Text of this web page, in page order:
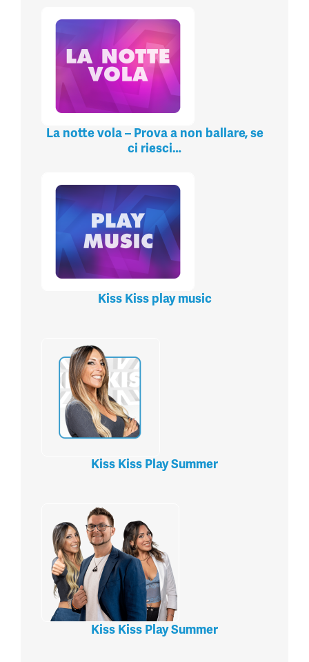
La notte vola – Prova a non ballare, se
ci riesci…
Kiss Kiss play music
Kiss Kiss Play Summer
Kiss Kiss Play Summer